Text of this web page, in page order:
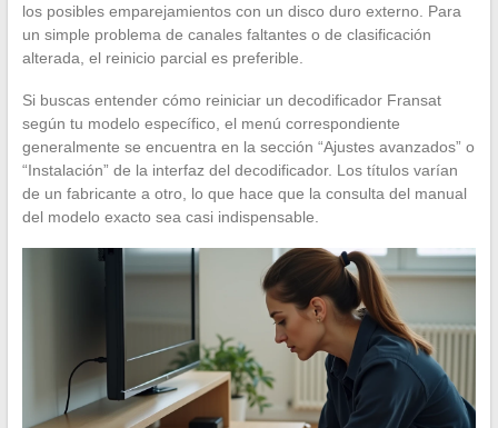
los posibles emparejamientos con un disco duro externo. Para
un simple problema de canales faltantes o de clasificación
alterada, el reinicio parcial es preferible.
Si buscas entender cómo reiniciar un decodificador Fransat
según tu modelo específico, el menú correspondiente
generalmente se encuentra en la sección “Ajustes avanzados” o
“Instalación” de la interfaz del decodificador. Los títulos varían
de un fabricante a otro, lo que hace que la consulta del manual
del modelo exacto sea casi indispensable.